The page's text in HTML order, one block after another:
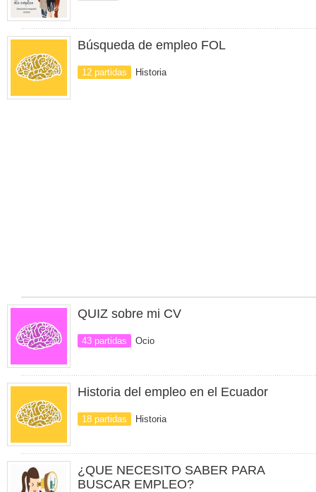
Búsqueda de empleo FOL
12 partidas Historia
QUIZ sobre mi CV
43 partidas Ocio
Historia del empleo en el Ecuador
18 partidas Historia
¿QUE NECESITO SABER PARA
BUSCAR EMPLEO?